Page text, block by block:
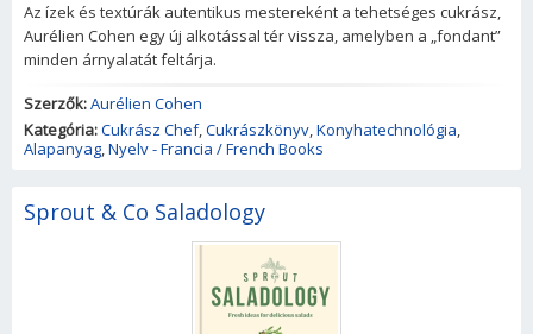
Az ízek és textúrák autentikus mestereként a tehetséges cukrász,
Aurélien Cohen egy új alkotással tér vissza, amelyben a „fondant”
minden árnyalatát feltárja.
Szerzők:Aurélien Cohen
Kategória:Cukrász Chef,Cukrászkönyv,Konyhatechnológia,
Alapanyag,Nyelv - Francia / French Books
Sprout & Co Saladology